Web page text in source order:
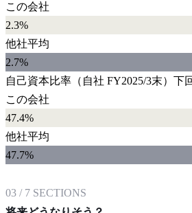
この会社
2.3%
他社平均
2.7%
自己資本比率 （自社 FY2025/3末） 下
この会社
47.4%
他社平均
47.7%
03 / 7 SECTIONS